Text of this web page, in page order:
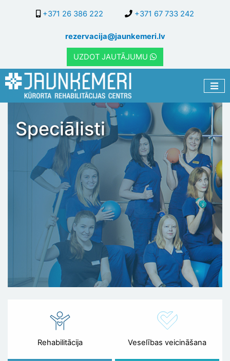
galveno
saturu
+371 26 386 222 +371 67 733 242
rezervacija@jaunkemeri.lv
UZDOT JAUTĀJUMU
Speciālisti
Rehabilitācija Veselības veicināšana